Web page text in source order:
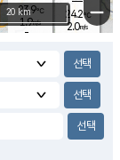
24.2℃
2.0m/s
23.9℃
1.9m/s
-
−
20 km